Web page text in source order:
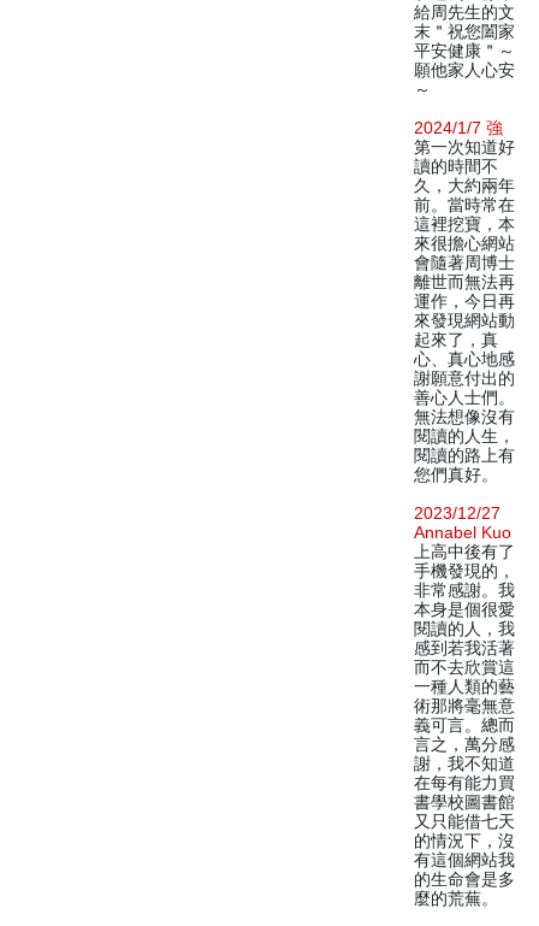
給周先生的文
末＂祝您闔家
平安健康＂～
願他家人心安
～
2024/1/7 強
第一次知道好
讀的時間不
久，大約兩年
前。當時常在
這裡挖寶，本
來很擔心網站
會隨著周博士
離世而無法再
運作，今日再
來發現網站動
起來了，真
心、真心地感
謝願意付出的
善心人士們。
無法想像沒有
閱讀的人生，
閱讀的路上有
您們真好。
2023/12/27
Annabel Kuo
上高中後有了
手機發現的，
非常感謝。我
本身是個很愛
閱讀的人，我
感到若我活著
而不去欣賞這
一種人類的藝
術那將毫無意
義可言。總而
言之，萬分感
謝，我不知道
在每有能力買
書學校圖書館
又只能借七天
的情況下，沒
有這個網站我
的生命會是多
麼的荒蕪。